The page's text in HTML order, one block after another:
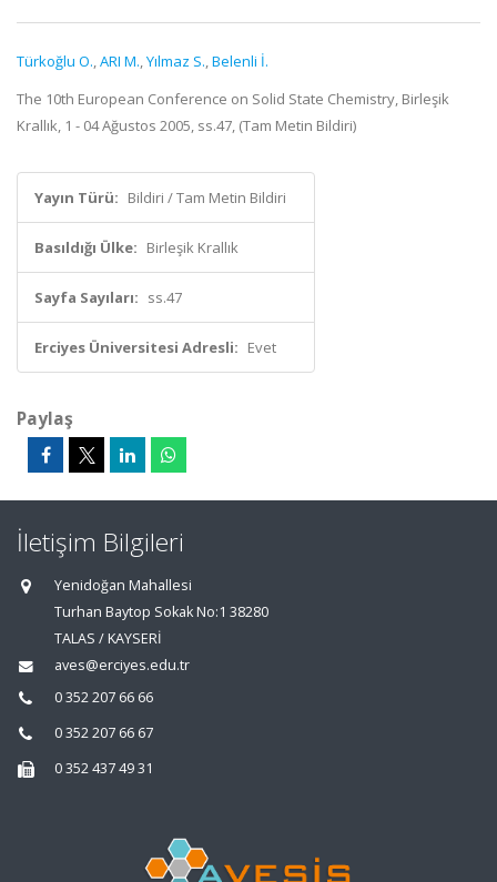
Türkoğlu O.,ARI M.,Yılmaz S.,Belenli İ.
The 10th European Conference on Solid State Chemistry, Birleşik
Krallık, 1 - 04 Ağustos 2005, ss.47, (Tam Metin Bildiri)
Yayın Türü: Bildiri / Tam Metin Bildiri
Basıldığı Ülke: Birleşik Krallık
Sayfa Sayıları: ss.47
Erciyes Üniversitesi Adresli: Evet
Paylaş
İletişim Bilgileri
Yenidoğan Mahallesi
Turhan Baytop Sokak No:1 38280
TALAS / KAYSERİ
aves@erciyes.edu.tr
0 352 207 66 66
0 352 207 66 67
0 352 437 49 31